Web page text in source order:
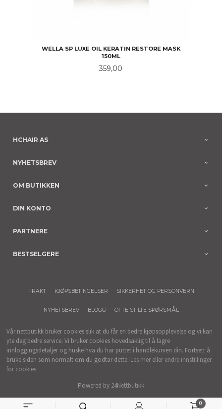
0
WELLA SP LUXE OIL KERATIN RESTORE MASK
150ML
Pris
359,00
HCHAIR AS
NYHETSBREV
OM BUTIKKEN
DIN KONTO
PARTNERE
BESTSELGERE
FRAKT KJØPSBETINGELSER SIKKERHET OG PERSONVERN
NYHETSBREV BLOGG OFTE STILTE SPØRSMÅL
Vår nettbutikk bruker cookies slik at du får en bedre kjøpsopplevelse og vi kan
yte deg bedre service. Vi bruker cookies hovedsaklig til å lagre
innloggingsdetaljer og huske hva du har puttet i handlekurven din. Fortsett å
bruke siden som normalt om du godtar dette. Les mer eller endre innstillinger
for cookies.
Powered by 24Nettbutikk